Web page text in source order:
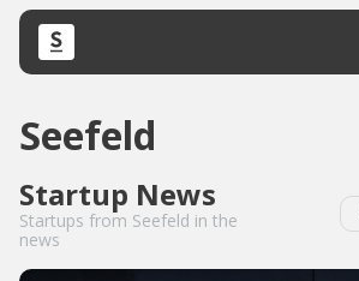
Seefeld
Startup News
Startups from Seefeld in the
news